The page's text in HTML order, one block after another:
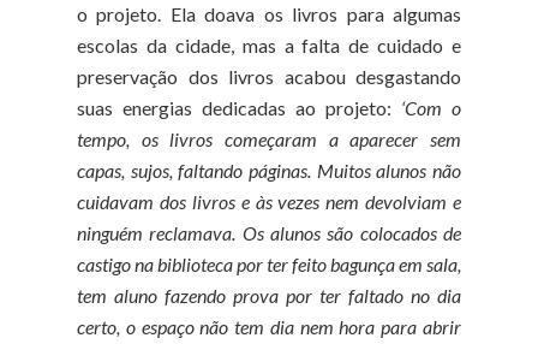
o projeto. Ela doava os livros para algumas
escolas da cidade, mas a falta de cuidado e
preservação dos livros acabou desgastando
suas energias dedicadas ao projeto: ‘Com o
tempo, os livros começaram a aparecer sem
capas, sujos, faltando páginas. Muitos alunos não
cuidavam dos livros e às vezes nem devolviam e
ninguém reclamava. Os alunos são colocados de
castigo na biblioteca por ter feito bagunça em sala,
tem aluno fazendo prova por ter faltado no dia
certo, o espaço não tem dia nem hora para abrir